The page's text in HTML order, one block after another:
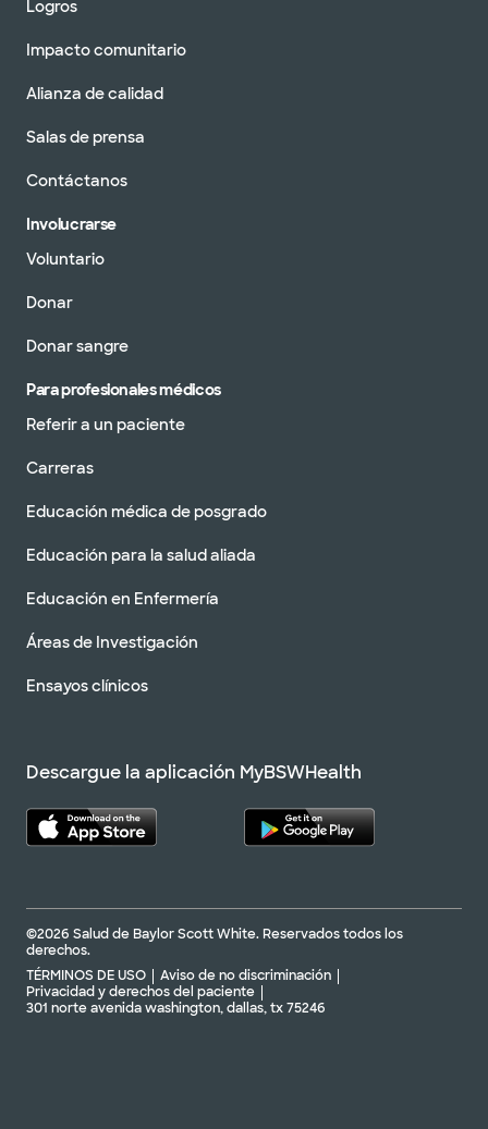
Logros
Impacto comunitario
Alianza de calidad
Salas de prensa
Contáctanos
Involucrarse
Voluntario
Donar
Donar sangre
Para profesionales médicos
Referir a un paciente
Carreras
Educación médica de posgrado
Educación para la salud aliada
Educación en Enfermería
Áreas de Investigación
Ensayos clínicos
Descargue la aplicación MyBSWHealth
©2026 Salud de Baylor Scott White. Reservados todos los
derechos.
TÉRMINOS DE USO
Aviso de no discriminación
Privacidad y derechos del paciente
301 norte avenida washington, dallas, tx 75246